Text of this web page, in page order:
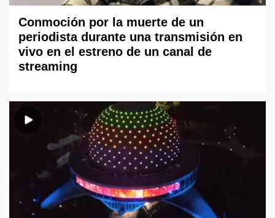
Conmoción por la muerte de un
periodista durante una transmisión en
vivo en el estreno de un canal de
streaming